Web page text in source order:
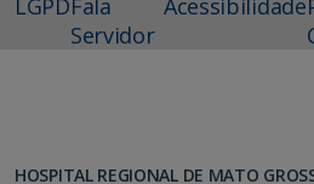
LGPDFala
Servidor
Acessibilidade
HOSPITAL REGIONAL DE MATO